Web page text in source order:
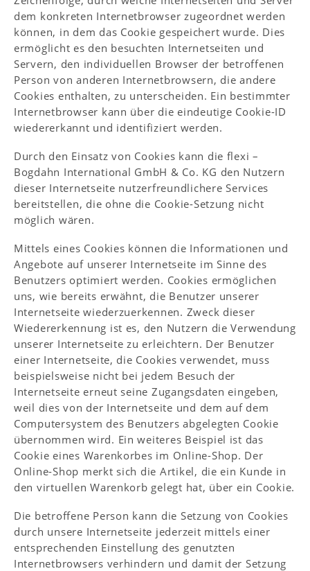
dem konkreten Internetbrowser zugeordnet werden
können, in dem das Cookie gespeichert wurde. Dies
ermöglicht es den besuchten Internetseiten und
Servern, den individuellen Browser der betroffenen
Person von anderen Internetbrowsern, die andere
Cookies enthalten, zu unterscheiden. Ein bestimmter
Internetbrowser kann über die eindeutige Cookie-ID
wiedererkannt und identifiziert werden.
Durch den Einsatz von Cookies kann die flexi –
Bogdahn International GmbH & Co. KG den Nutzern
dieser Internetseite nutzerfreundlichere Services
bereitstellen, die ohne die Cookie-Setzung nicht
möglich wären.
Mittels eines Cookies können die Informationen und
Angebote auf unserer Internetseite im Sinne des
Benutzers optimiert werden. Cookies ermöglichen
uns, wie bereits erwähnt, die Benutzer unserer
Internetseite wiederzuerkennen. Zweck dieser
Wiedererkennung ist es, den Nutzern die Verwendung
unserer Internetseite zu erleichtern. Der Benutzer
einer Internetseite, die Cookies verwendet, muss
beispielsweise nicht bei jedem Besuch der
Internetseite erneut seine Zugangsdaten eingeben,
weil dies von der Internetseite und dem auf dem
Computersystem des Benutzers abgelegten Cookie
übernommen wird. Ein weiteres Beispiel ist das
Cookie eines Warenkorbes im Online-Shop. Der
Online-Shop merkt sich die Artikel, die ein Kunde in
den virtuellen Warenkorb gelegt hat, über ein Cookie.
Die betroffene Person kann die Setzung von Cookies
durch unsere Internetseite jederzeit mittels einer
entsprechenden Einstellung des genutzten
Internetbrowsers verhindern und damit der Setzung